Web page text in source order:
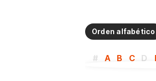
Orden alfabético
# A B C D